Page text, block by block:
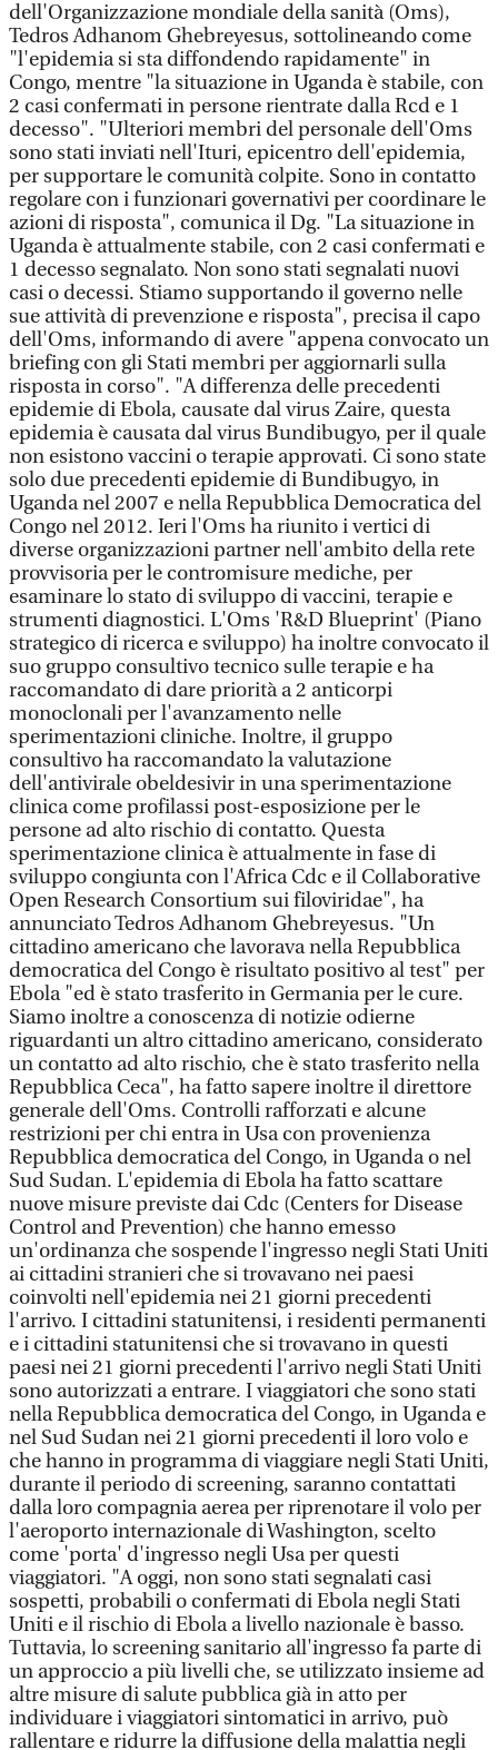
dell'Organizzazione mondiale della sanità (Oms),
Tedros Adhanom Ghebreyesus, sottolineando come
"l'epidemia si sta diffondendo rapidamente" in
Congo, mentre "la situazione in Uganda è stabile, con
2 casi confermati in persone rientrate dalla Rcd e 1
decesso". "Ulteriori membri del personale dell'Oms
sono stati inviati nell'Ituri, epicentro dell'epidemia,
per supportare le comunità colpite. Sono in contatto
regolare con i funzionari governativi per coordinare le
azioni di risposta", comunica il Dg. "La situazione in
Uganda è attualmente stabile, con 2 casi confermati e
1 decesso segnalato. Non sono stati segnalati nuovi
casi o decessi. Stiamo supportando il governo nelle
sue attività di prevenzione e risposta", precisa il capo
dell'Oms, informando di avere "appena convocato un
briefing con gli Stati membri per aggiornarli sulla
risposta in corso". "A differenza delle precedenti
epidemie di Ebola, causate dal virus Zaire, questa
epidemia è causata dal virus Bundibugyo, per il quale
non esistono vaccini o terapie approvati. Ci sono state
solo due precedenti epidemie di Bundibugyo, in
Uganda nel 2007 e nella Repubblica Democratica del
Congo nel 2012. Ieri l'Oms ha riunito i vertici di
diverse organizzazioni partner nell'ambito della rete
provvisoria per le contromisure mediche, per
esaminare lo stato di sviluppo di vaccini, terapie e
strumenti diagnostici. L'Oms 'R&D Blueprint' (Piano
strategico di ricerca e sviluppo) ha inoltre convocato il
suo gruppo consultivo tecnico sulle terapie e ha
raccomandato di dare priorità a 2 anticorpi
monoclonali per l'avanzamento nelle
sperimentazioni cliniche. Inoltre, il gruppo
consultivo ha raccomandato la valutazione
dell'antivirale obeldesivir in una sperimentazione
clinica come profilassi post-esposizione per le
persone ad alto rischio di contatto. Questa
sperimentazione clinica è attualmente in fase di
sviluppo congiunta con l'Africa Cdc e il Collaborative
Open Research Consortium sui filoviridae", ha
annunciato Tedros Adhanom Ghebreyesus. "Un
cittadino americano che lavorava nella Repubblica
democratica del Congo è risultato positivo al test" per
Ebola "ed è stato trasferito in Germania per le cure.
Siamo inoltre a conoscenza di notizie odierne
riguardanti un altro cittadino americano, considerato
un contatto ad alto rischio, che è stato trasferito nella
Repubblica Ceca", ha fatto sapere inoltre il direttore
generale dell'Oms. Controlli rafforzati e alcune
restrizioni per chi entra in Usa con provenienza
Repubblica democratica del Congo, in Uganda o nel
Sud Sudan. L'epidemia di Ebola ha fatto scattare
nuove misure previste dai Cdc (Centers for Disease
Control and Prevention) che hanno emesso
un'ordinanza che sospende l'ingresso negli Stati Uniti
ai cittadini stranieri che si trovavano nei paesi
coinvolti nell'epidemia nei 21 giorni precedenti
l'arrivo. I cittadini statunitensi, i residenti permanenti
e i cittadini statunitensi che si trovavano in questi
paesi nei 21 giorni precedenti l'arrivo negli Stati Uniti
sono autorizzati a entrare. I viaggiatori che sono stati
nella Repubblica democratica del Congo, in Uganda e
nel Sud Sudan nei 21 giorni precedenti il loro volo e
che hanno in programma di viaggiare negli Stati Uniti,
durante il periodo di screening, saranno contattati
dalla loro compagnia aerea per riprenotare il volo per
l'aeroporto internazionale di Washington, scelto
come 'porta' d'ingresso negli Usa per questi
viaggiatori. "A oggi, non sono stati segnalati casi
sospetti, probabili o confermati di Ebola negli Stati
Uniti e il rischio di Ebola a livello nazionale è basso.
Tuttavia, lo screening sanitario all'ingresso fa parte di
un approccio a più livelli che, se utilizzato insieme ad
altre misure di salute pubblica già in atto per
individuare i viaggiatori sintomatici in arrivo, può
rallentare e ridurre la diffusione della malattia negli